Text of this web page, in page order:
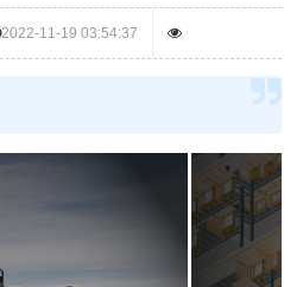
2022-11-19 03:54:37